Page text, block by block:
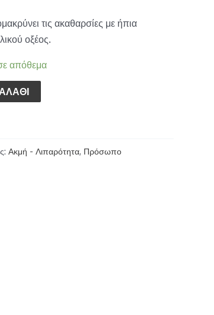
τις ακαθαρσίες με ήπια
οξέος.
απόθεμα
Ακμή - Λιπαρότητα, Πρόσωπο